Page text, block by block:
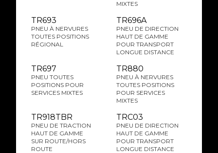
MIXTES
TR693
PNEU À NERVURES
TOUTES POSITIONS
RÉGIONAL
TR696A
PNEU DE DIRECTION
HAUT DE GAMME
POUR TRANSPORT
LONGUE DISTANCE
TR697
PNEU TOUTES
POSITIONS POUR
SERVICES MIXTES
TR880
PNEU À NERVURES
TOUTES POSITIONS
POUR SERVICES
MIXTES
TR918TBR
PNEU DE TRACTION
HAUT DE GAMME
SUR ROUTE/HORS
ROUTE
TRC03
PNEU DE DIRECTION
HAUT DE GAMME
POUR TRANSPORT
LONGUE DISTANCE